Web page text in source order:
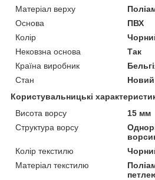
Матеріал верху
Основа
ПВХ
Колір
Нековзна основа
Так
Країна виробник
Стан
Новий
Користувальницькі
Висота ворсу
15 мм
Структура ворсу
Колір текстилю
Матеріал текстилю